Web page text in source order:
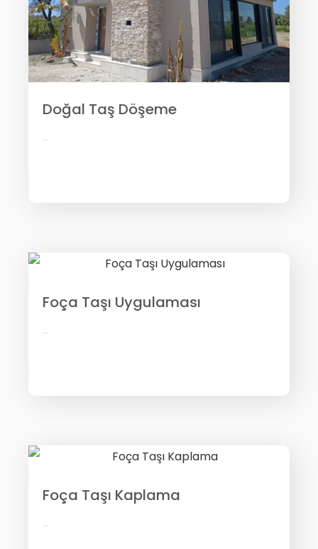
Doğal Taş Döşeme
...
Foça Taşı Uygulaması
...
Foça Taşı Kaplama
...